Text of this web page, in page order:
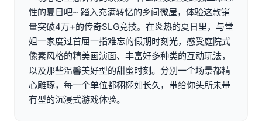
性的夏日吧~ 踏入充满转忆的乡间微屋，体验这款销
量突破4万+的传奇SLG竞技。在炎热的夏日里，与堂
姐一家度过首屈一指难忘的假期时刻光，感受庭院式
像素风格的精美画演面、丰富好多种类的互动玩法，
以及那些温馨美好型的甜蜜时刻。分别一个场景都精
心雕琢，每一个单位都栩栩如长久，带给你头所未带
有型的沉浸式游戏体验。